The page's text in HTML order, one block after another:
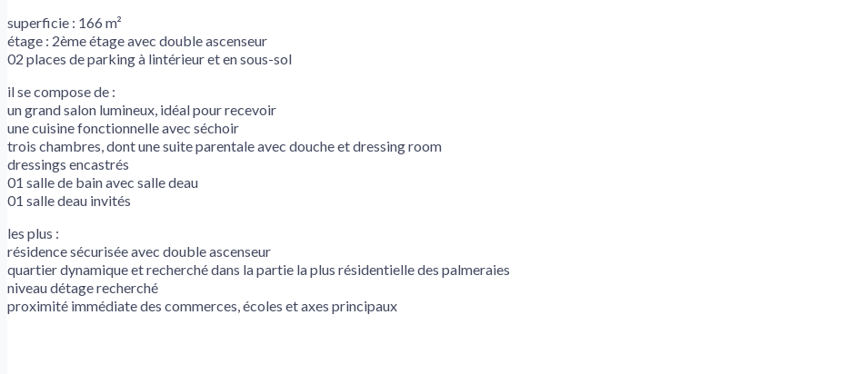
superficie : 166 m²
étage : 2ème étage avec double ascenseur
02 places de parking à lintérieur et en sous-sol
il se compose de :
un grand salon lumineux, idéal pour recevoir
une cuisine fonctionnelle avec séchoir
trois chambres, dont une suite parentale avec douche et dressing room
dressings encastrés
01 salle de bain avec salle deau
01 salle deau invités
les plus :
résidence sécurisée avec double ascenseur
quartier dynamique et recherché dans la partie la plus résidentielle des palmeraies
niveau détage recherché
proximité immédiate des commerces, écoles et axes principaux